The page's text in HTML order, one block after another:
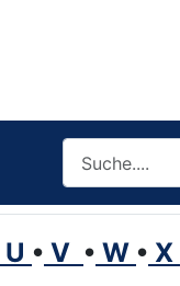
U • V • W • X